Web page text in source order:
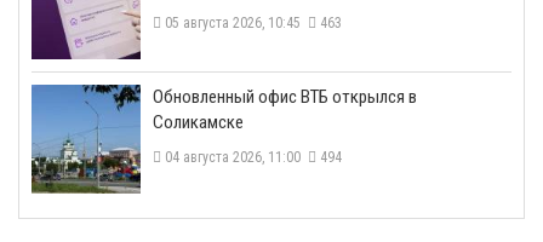
05 августа 2026, 10:45 463
​Обновленный офис ВТБ открылся в
Соликамске
04 августа 2026, 11:00 494